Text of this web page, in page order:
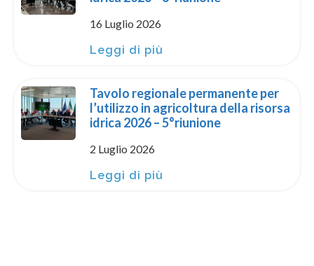
16 Luglio 2026
Leggi di più
Tavolo regionale permanente per
l’utilizzo in agricoltura della risorsa
idrica 2026 – 5°riunione
2 Luglio 2026
Leggi di più